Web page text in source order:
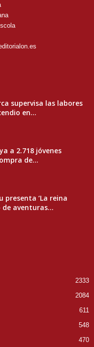
supervisa las labores
en...
a 2.718 jóvenes
de...
presenta ‘La reina
de aventuras...
2333
2084
611
548
470